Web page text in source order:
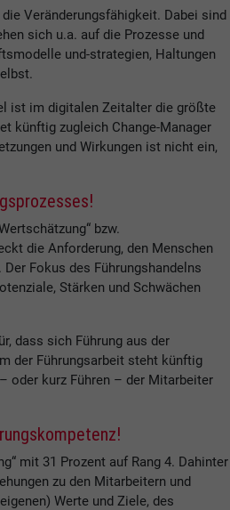
Veränderungsfähigkeit. Dabei sind
sich u.a. auf die Prozesse und
und-strategien, Haltungen
ist im digitalen Zeitalter die größte
künftig zugleich Change-Manager
und Wirkungen ist nicht ein,
bzw.
die Anforderung, den Menschen
Fokus des Führungshandelns
Stärken und Schwächen
dass sich Führung aus der
der Führungsarbeit steht künftig
oder kurz Führen – der Mitarbeiter
mit 31 Prozent auf Rang 4. Dahinter
zu den Mitarbeitern und
Werte und Ziele, des